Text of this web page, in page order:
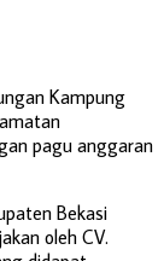
Kampung
pagu anggaran
Bekasi
oleh CV.